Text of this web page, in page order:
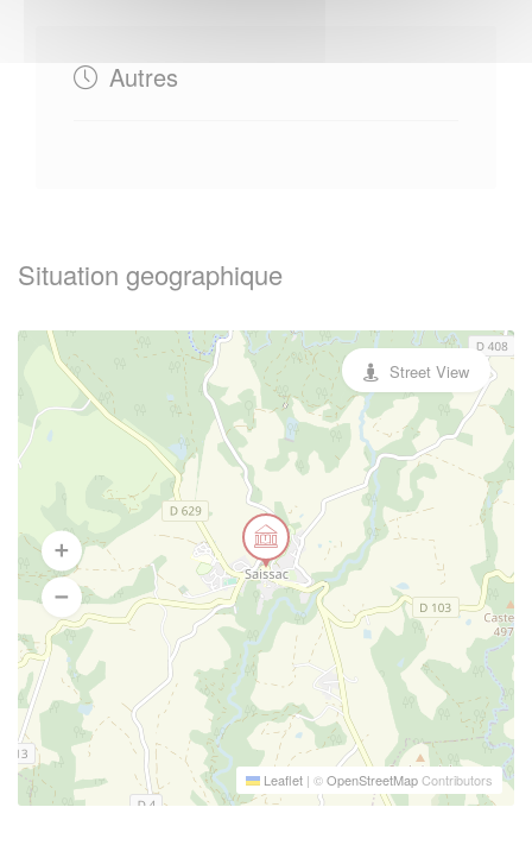
Autres
Situation geographique
Leaflet | ©OpenStreetMapContributors
Street View